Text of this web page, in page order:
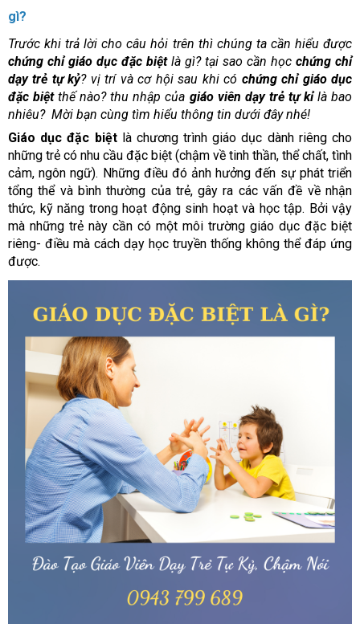
gì?
Trước khi trả lời cho câu hỏi trên thì chúng ta cần hiểu được
chứng chỉ giáo dục đặc biệtlà gì? tại sao cần học chứng chỉ
dạy trẻ tự kỷ? vị trí và cơ hội sau khi có chứng chỉ giáo dục
đặc biệtthế nào? thu nhập của giáo viên dạy trẻ tự kỉlà bao
nhiêu? Mời bạn cùng tìm hiểu thông tin dưới đây nhé!
Giáo dục đặc biệtlà chương trình giáo dục dành riêng cho
những trẻ có nhu cầu đặc biệt (chậm về tinh thần, thể chất, tình
cảm, ngôn ngữ). Những điều đó ảnh hưởng đến sự phát triển
tổng thể và bình thường của trẻ, gây ra các vấn đề về nhận
thức, kỹ năng trong hoạt động sinh hoạt và học tập. Bởi vậy
mà những trẻ này cần có một môi trường giáo dục đặc biệt
riêng- điều mà cách dạy học truyền thống không thể đáp ứng
được.